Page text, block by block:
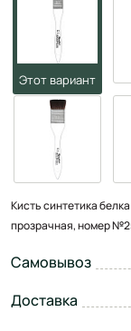
Кисть синтетика
прозрачная, номер
Самовывоз
Доставка